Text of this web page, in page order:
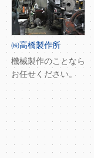
㈱高橋製作所
機械製作のことなら
お任せください。